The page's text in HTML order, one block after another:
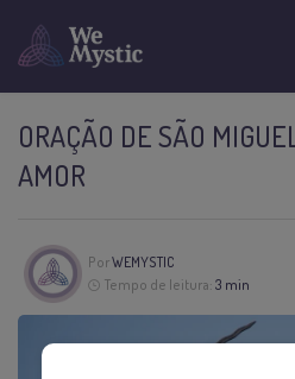
ORAÇÃO DE SÃO
AMOR
PorWEMYSTIC
Tempo de leitura: 3 min